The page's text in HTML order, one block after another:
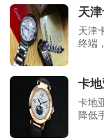
天
天津
终端
卡
卡地
降低